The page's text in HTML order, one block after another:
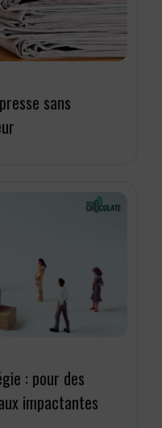
sans
: pour des
impactantes